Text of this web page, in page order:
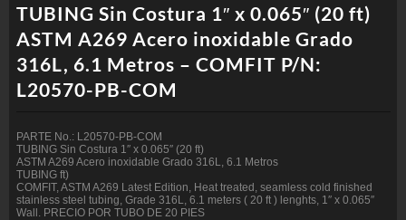
TUBING Sin Costura 1″ x 0.065″ (20 ft)
ASTM A269 Acero inoxidable Grado
316L, 6.1 Metros – COMFIT P/N:
L20570-PB-COM
PARTE No.: L20570-PB-COM
TUBING Sin Costura 1″ x 0.065″ (20 ft)
ASTM A269 Acero inoxidable Grado 316L, 6.1 Metros
TUBING ft)
COMFIT, ASTM A269 Latest Edition, Heat treated, seamless cold finished
stainless steel tubing, Grade 316L, 6.1 meters ( 20 ft ) lenghts, 1″ x 0.065″
Wall. PRECIO POR TUBO DE 20 PIES